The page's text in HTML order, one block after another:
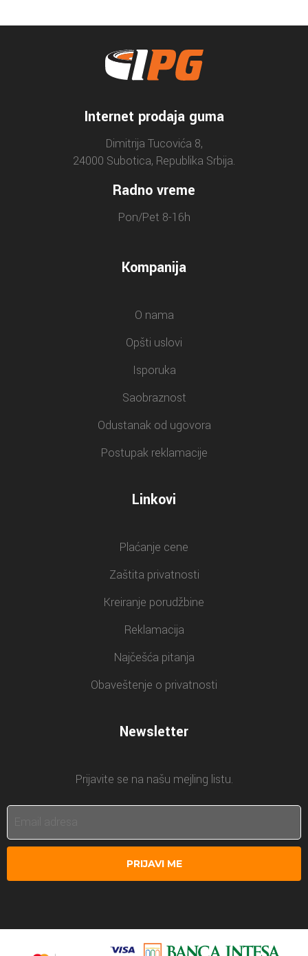
Internet prodaja guma
Dimitrija Tucovića 8,
24000 Subotica, Republika Srbija.
Radno vreme
Pon/Pet 8-16h
Kompanija
O nama
Opšti uslovi
Isporuka
Saobraznost
Odustanak od ugovora
Postupak reklamacije
Linkovi
Plaćanje cene
Zaštita privatnosti
Kreiranje porudžbine
Reklamacija
Najčešća pitanja
Obaveštenje o privatnosti
Newsletter
Prijavite se na našu mejling listu.
PRIJAVI ME